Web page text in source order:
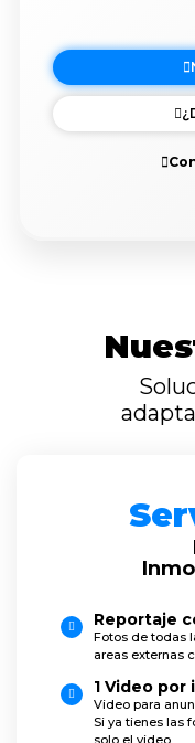
Reportaje
Fotos de todas
areas externas
1 Video por
Video para
Si ya tienes las
solo el video.